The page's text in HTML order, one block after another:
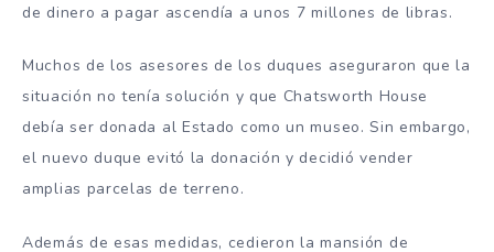
de dinero a pagar ascendía a unos 7 millones de libras.
Muchos de los asesores de los duques aseguraron que la
situación no tenía solución y que Chatsworth House
debía ser donada al Estado como un museo. Sin embargo,
el nuevo duque evitó la donación y decidió vender
amplias parcelas de terreno.
Además de esas medidas, cedieron la mansión de